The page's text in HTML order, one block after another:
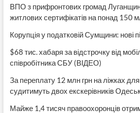
ВПО з прифронтових громад
житлових сертифікатів на понад 150
Корупція у податковій Сумщини: нові
$68 тис. хабаря за відстрочку від
співробітника СБУ (ВІДЕО)
За переплату 12 млн грн на ліжках для
судитимуть двох екскерівників
Майже 1,4 тисяч правоохоронців